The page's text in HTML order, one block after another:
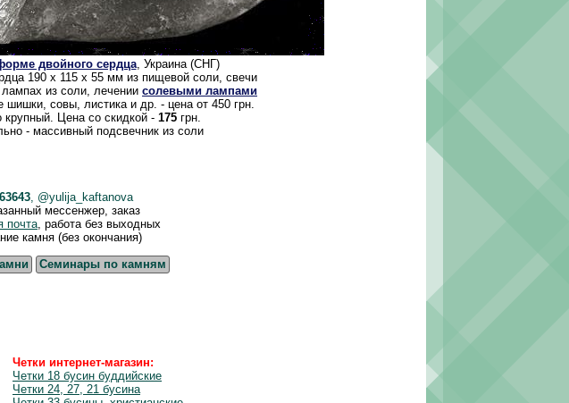
двойного сердца, Украина (СНГ)
190 х 115 х 55 мм из пищевой соли, свечи
из соли, лечении солевыми лампами
совы, листика и др. - цена от 450 грн.
Цена со скидкой - 175грн.
- массивный подсвечник из соли
, @yulija_kaftanova
мессенжер, заказ
почта , работа без выходных
камня (без окончания)
Семинары по камням
Четки интернет-магазин:
Четки 18 бусин буддийские
Четки 24, 27, 21 бусина